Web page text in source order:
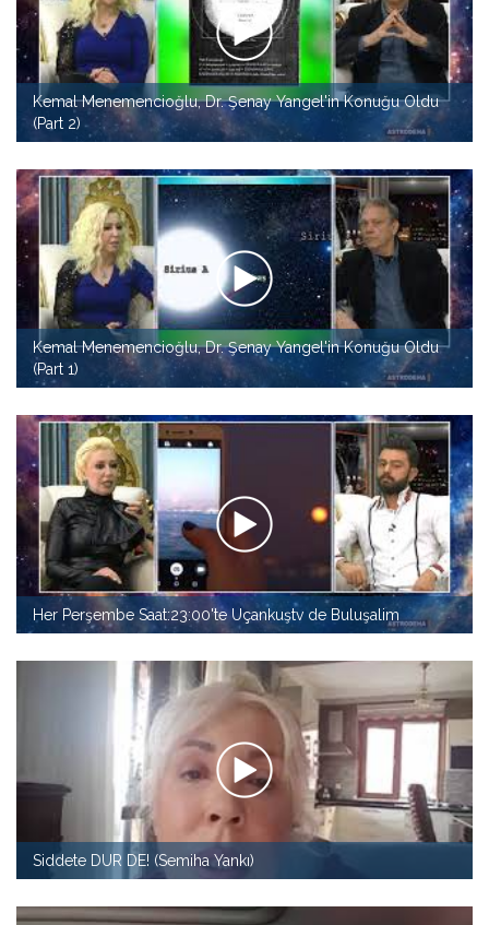
Kemal Menemencioğlu, Dr. Şenay Yangel'in Konuğu Oldu
(Part 2)
Kemal Menemencioğlu, Dr. Şenay Yangel'in Konuğu Oldu
(Part 1)
Her Perşembe Saat:23:00'te Uçankuştv de Buluşalim
Siddete DUR DE! (Semiha Yankı)